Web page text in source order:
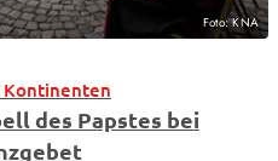
Foto: KNA
des Papstes bei